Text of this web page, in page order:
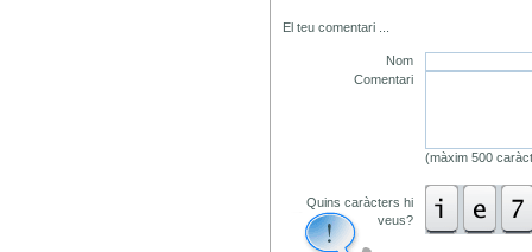
El teu comentari
Nom
Comentari
(màxim 500
Quins caràcters hi
veus?